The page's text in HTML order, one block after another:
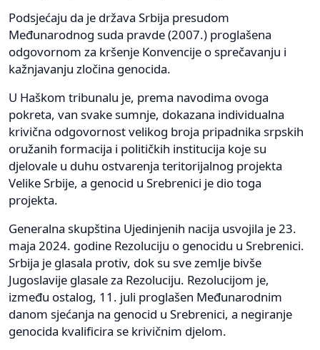
Podsjećaju da je država Srbija presudom
Međunarodnog suda pravde (2007.) proglašena
odgovornom za kršenje Konvencije o sprečavanju i
kažnjavanju zločina genocida.
U Haškom tribunalu je, prema navodima ovoga
pokreta, van svake sumnje, dokazana individualna
krivična odgovornost velikog broja pripadnika srpskih
oružanih formacija i političkih institucija koje su
djelovale u duhu ostvarenja teritorijalnog projekta
Velike Srbije, a genocid u Srebrenici je dio toga
projekta.
Generalna skupština Ujedinjenih nacija usvojila je 23.
maja 2024. godine Rezoluciju o genocidu u Srebrenici.
Srbija je glasala protiv, dok su sve zemlje bivše
Jugoslavije glasale za Rezoluciju. Rezolucijom je,
između ostalog, 11. juli proglašen Međunarodnim
danom sjećanja na genocid u Srebrenici, a negiranje
genocida kvalificira se krivičnim djelom.